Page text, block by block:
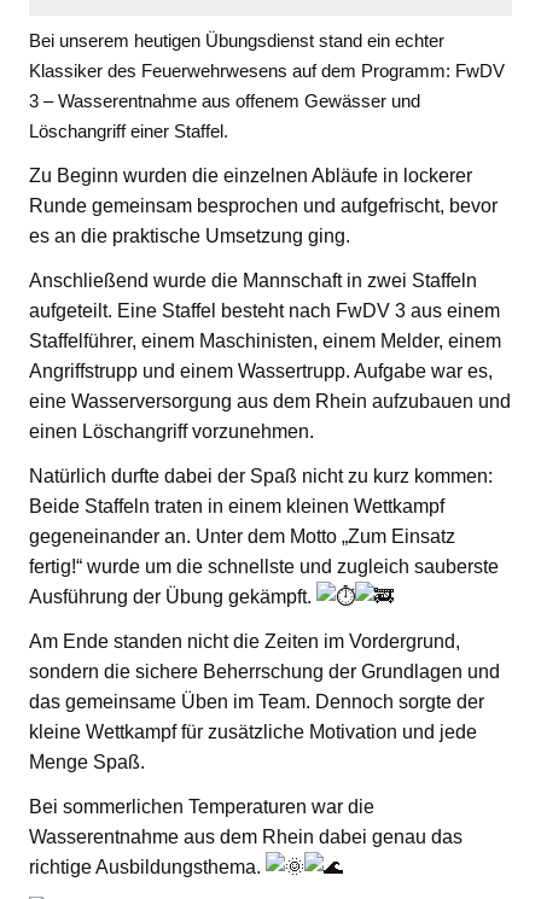
Bei unserem heutigen Übungsdienst stand ein echter
Klassiker des Feuerwehrwesens auf dem Programm: FwDV
3 – Wasserentnahme aus offenem Gewässer und
Löschangriff einer Staffel.
Zu Beginn wurden die einzelnen Abläufe in lockerer
Runde gemeinsam besprochen und aufgefrischt, bevor
es an die praktische Umsetzung ging.
Anschließend wurde die Mannschaft in zwei Staffeln
aufgeteilt. Eine Staffel besteht nach FwDV 3 aus einem
Staffelführer, einem Maschinisten, einem Melder, einem
Angriffstrupp und einem Wassertrupp. Aufgabe war es,
eine Wasserversorgung aus dem Rhein aufzubauen und
einen Löschangriff vorzunehmen.
Natürlich durfte dabei der Spaß nicht zu kurz kommen:
Beide Staffeln traten in einem kleinen Wettkampf
gegeneinander an. Unter dem Motto „Zum Einsatz
fertig!“ wurde um die schnellste und zugleich sauberste
Ausführung der Übung gekämpft.
Am Ende standen nicht die Zeiten im Vordergrund,
sondern die sichere Beherrschung der Grundlagen und
das gemeinsame Üben im Team. Dennoch sorgte der
kleine Wettkampf für zusätzliche Motivation und jede
Menge Spaß.
Bei sommerlichen Temperaturen war die
Wasserentnahme aus dem Rhein dabei genau das
richtige Ausbildungsthema.